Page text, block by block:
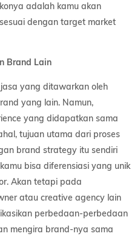
adalah kamu akan
dengan target market
Brand Lain
yang ditawarkan oleh
yang lain. Namun,
yang didapatkan sama
tujuan utama dari proses
brand strategy itu sendiri
bisa diferensiasi yang unik
Akan tetapi pada
atau creative agency lain
perbedaan-perbedaan
mengira brand-nya sama